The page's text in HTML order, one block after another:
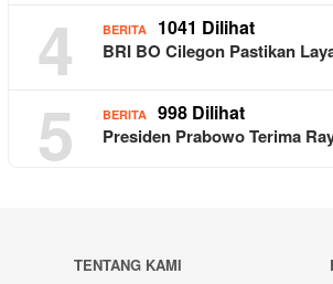
4 BERITA 1041 Dilihat
BRI BO Cilegon Pastikan
5 BERITA 998 Dilihat
Presiden Prabowo Terima
TENTANG KAMI